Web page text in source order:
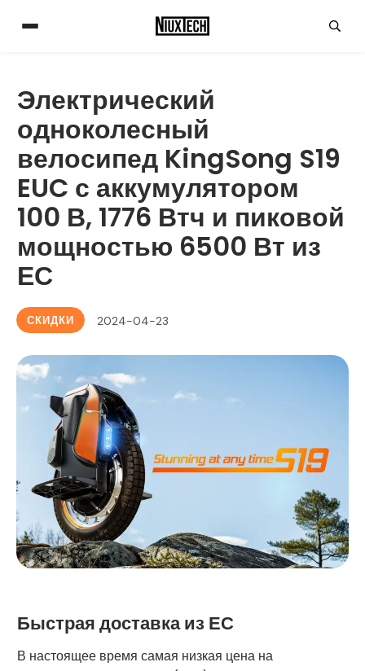
Электрический
одноколесный
велосипед KingSong S19
EUC с аккумулятором
100 В, 1776 Втч и пиковой
мощностью 6500 Вт из
ЕС
СКИДКИ 2024-04-23
Быстрая доставка из ЕС
В настоящее время самая низкая цена на